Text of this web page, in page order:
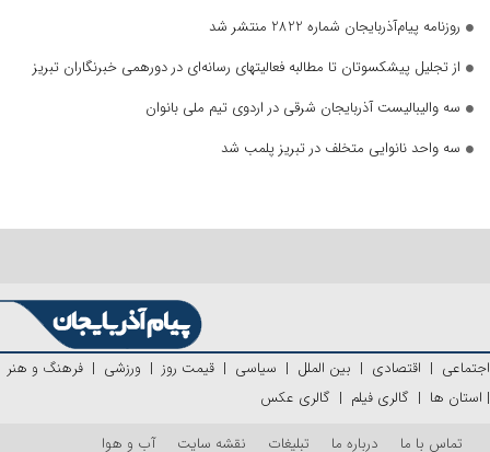
روزنامه پیام‌آذربایجان شماره 2822 منتشر شد
از تجلیل پیشکسوتان تا مطالبه فعالیتهای رسانه‌ای در دورهمی خبرنگاران تبریز
سه والیبالیست آذربایجان‌ شرقی در اردوی تیم ملی بانوان
سه واحد نانوایی متخلف در تبریز پلمب شد
اجتماعی | اقتصادی | بین الملل | سیاسی | قیمت روز | ورزشی | فرهنگ و هنر
| استان ها | گالری فیلم | گالری عکس
تماس با ما
درباره ما تبلیغات نقشه سایت آب و هوا